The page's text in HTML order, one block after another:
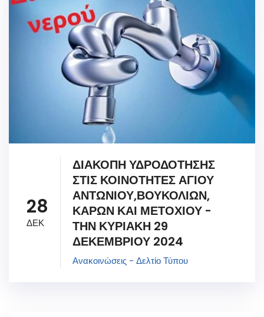
28
ΔΕΚ
ΔΙΑΚΟΠΗ ΥΔΡΟΔΟΤΗΣΗΣ
ΣΤΙΣ ΚΟΙΝΟΤΗΤΕΣ ΑΓΙΟΥ
ΑΝΤΩΝΙΟΥ,ΒΟΥΚΟΛΙΩΝ,
ΚΑΡΩΝ ΚΑΙ ΜΕΤΟΧΙΟΥ -
ΤΗΝ ΚΥΡΙΑΚΗ 29
ΔΕΚΕΜΒΡΙΟΥ 2024
Ανακοινώσεις - Δελτίο Τύπου